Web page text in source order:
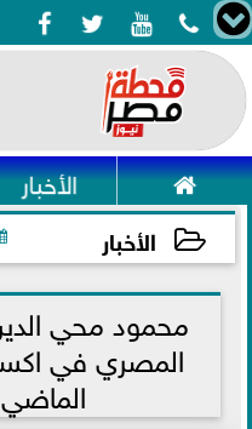
   
 الأخبار
الأخبار
2022-01-16 11:24:49محمود محي